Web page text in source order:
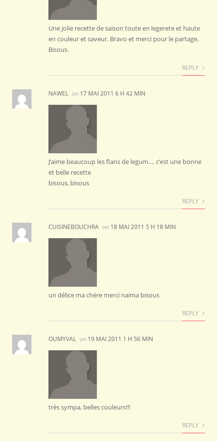
Une jolie recette de saison toute en legerete et haute
en couleur et saveur. Bravo et merci pour le partage.
Bisous.
REPLY
NAWEL on 17 MAI 2011 6 H 42 MIN
J’aime beaucoup les flans de legum…. c’est une bonne
et belle recette
bisous, bisous
REPLY
CUISINEBOUCHRA on 18 MAI 2011 5 H 18 MIN
un délice ma chère merci naima bisous
REPLY
OUMYVAL on 19 MAI 2011 1 H 56 MIN
très sympa, belles couleurs!!!
REPLY